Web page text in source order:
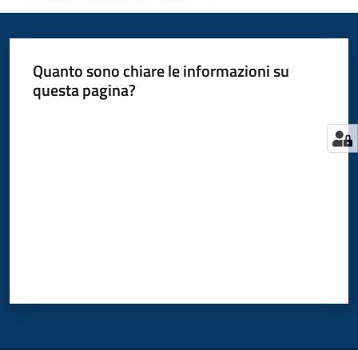
Quanto sono chiare le informazioni su
questa pagina?